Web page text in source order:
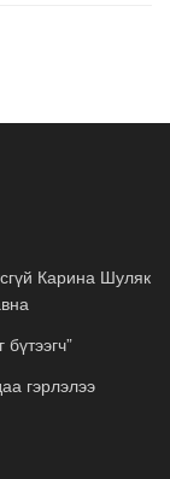
Карина Шуляк
гэрлэлээ